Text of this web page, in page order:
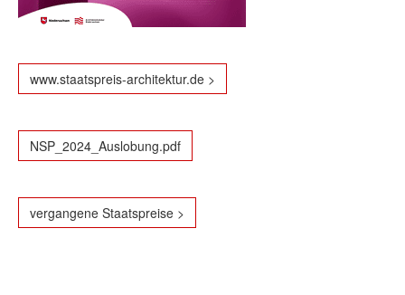
www.staatspreis-architektur.de >
NSP_2024_Auslobung.pdf
vergangene Staatspreise >